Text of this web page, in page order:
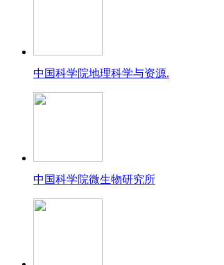
中国科学院地理科学与资源.
中国科学院微生物研究所